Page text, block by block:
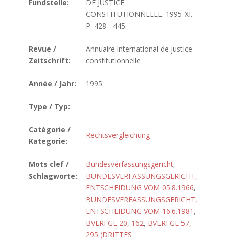
Fundstelle:
DE JUSTICE
CONSTITUTIONNELLE. 1995-XI.
P. 428 - 445.
Revue /
Zeitschrift:
Annuaire international de justice
constitutionnelle
Année / Jahr: 1995
Type / Typ:
Catégorie /
Kategorie:
Rechtsvergleichung
Mots clef /
Schlagworte:
Bundesverfassungsgericht,
BUNDESVERFASSUNGSGERICHT,
ENTSCHEIDUNG VOM 05.8.1966,
BUNDESVERFASSUNGSGERICHT,
ENTSCHEIDUNG VOM 16.6.1981 ,
BVERFGE 20, 162, BVERFGE 57,
295 (DRITTES